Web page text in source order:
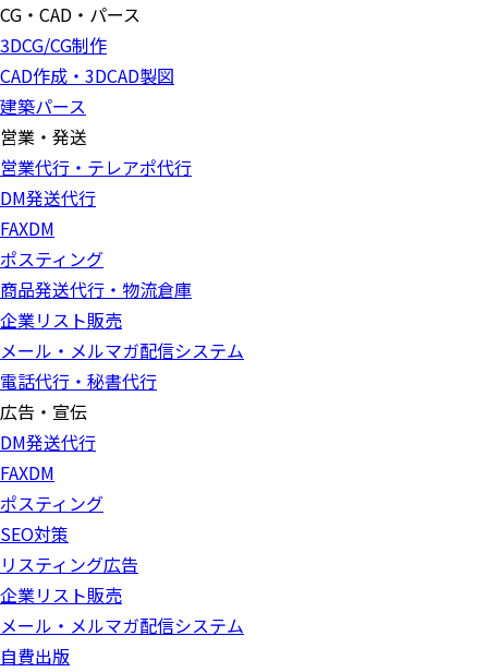
CG・CAD・パース
3DCG/CG制作
CAD作成・3DCAD製図
建築パース
営業・発送
営業代行・テレアポ代行
DM発送代行
FAXDM
ポスティング
商品発送代行・物流倉庫
企業リスト販売
メール・メルマガ配信システム
電話代行・秘書代行
広告・宣伝
DM発送代行
FAXDM
ポスティング
SEO対策
リスティング広告
企業リスト販売
メール・メルマガ配信システム
自費出版